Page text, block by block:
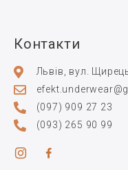
Контакти
Львів, вул.
(097) 909 27 23
(093) 265 90 99